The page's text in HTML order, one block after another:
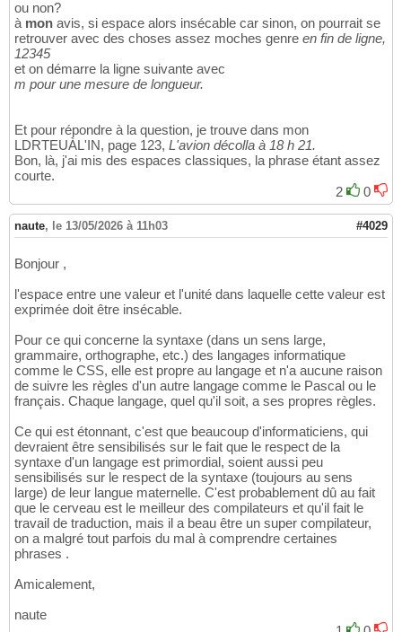
ou non?
à mon avis, si espace alors insécable car sinon, on pourrait se
retrouver avec des choses assez moches genre en fin de ligne,
12345
et on démarre la ligne suivante avec
m pour une mesure de longueur.
Et pour répondre à la question, je trouve dans mon
LDRTEUÀL'IN, page 123, L'avion décolla à 18 h 21.
Bon, là, j'ai mis des espaces classiques, la phrase étant assez
courte.
2
0
naute, le 13/05/2026 à 11h03 #4029
Bonjour ,
l'espace entre une valeur et l'unité dans laquelle cette valeur est
exprimée doit être insécable.
Pour ce qui concerne la syntaxe (dans un sens large,
grammaire, orthographe, etc.) des langages informatique
comme le CSS, elle est propre au langage et n'a aucune raison
de suivre les règles d'un autre langage comme le Pascal ou le
français. Chaque langage, quel qu'il soit, a ses propres règles.
Ce qui est étonnant, c'est que beaucoup d'informaticiens, qui
devraient être sensibilisés sur le fait que le respect de la
syntaxe d'un langage est primordial, soient aussi peu
sensibilisés sur le respect de la syntaxe (toujours au sens
large) de leur langue maternelle. C'est probablement dû au fait
que le cerveau est le meilleur des compilateurs et qu'il fait le
travail de traduction, mais il a beau être un super compilateur,
on a malgré tout parfois du mal à comprendre certaines
phrases .
Amicalement,
naute